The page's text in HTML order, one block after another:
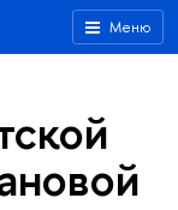
Меню